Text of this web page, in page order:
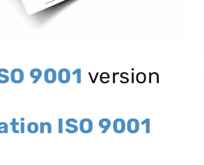
9001 version
ISO 9001